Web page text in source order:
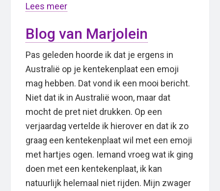
Lees meer
Blog van Marjolein
Pas geleden hoorde ik dat je ergens in
Australië op je kentekenplaat een emoji
mag hebben. Dat vond ik een mooi bericht.
Niet dat ik in Australië woon, maar dat
mocht de pret niet drukken. Op een
verjaardag vertelde ik hierover en dat ik zo
graag een kentekenplaat wil met een emoji
met hartjes ogen. Iemand vroeg wat ik ging
doen met een kentekenplaat, ik kan
natuurlijk helemaal niet rijden. Mijn zwager